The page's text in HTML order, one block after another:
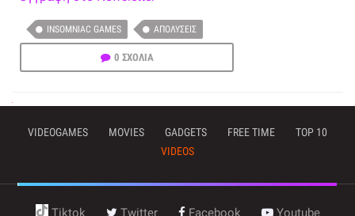
INSOMNIAC GAMES ΑΠΟΛΎΣΕΙΣ
0 ΣΧΟΛΙΑ
VIDEOGAMES MOVIES GADGETS FREE TIME
TOP 10
VIDEOS
Tiktok Twitter Facebook Youtube